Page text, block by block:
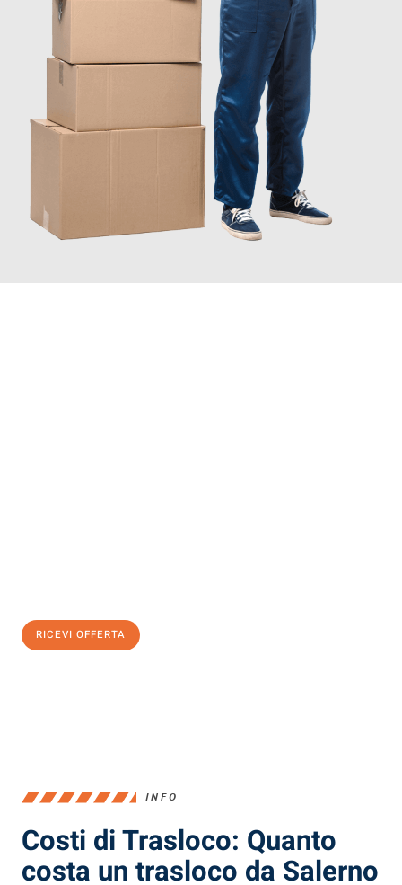
RICEVI OFFERTA
INFO
Costi di Trasloco: Quanto
costa un trasloco da Salerno